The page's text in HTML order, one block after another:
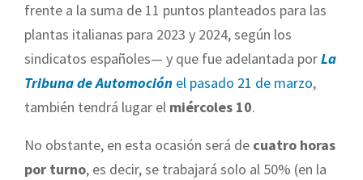
frente a la suma de 11 puntos planteados para las
plantas italianas para 2023 y 2024, según los
sindicatos españoles— y que fue adelantada porLa
Tribuna de Automoción el pasado 21 de marzo,
también tendrá lugar el miércoles 10.
No obstante, en esta ocasión será de cuatro horas
por turno, es decir, se trabajará solo al 50% (en la